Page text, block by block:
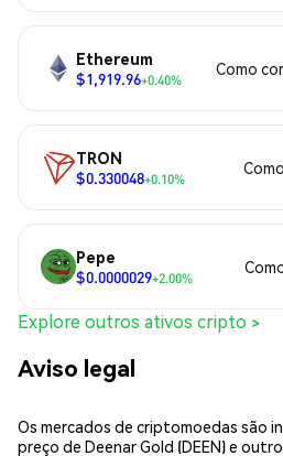
Ethereum
$1,919.96+0.40%
Como
TRON
$0.330048+0.10%
Pepe
$0.0000029+2.00%
Explore outros ativos cripto >
Aviso legal
Os mercados de criptomoedas são
preço de Deenar Gold (DEEN) e